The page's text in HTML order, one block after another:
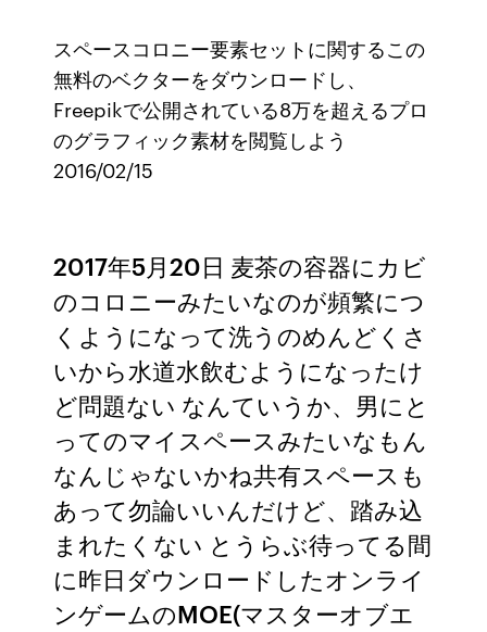
スペースコロニー要素セットに関するこの
無料のベクターをダウンロードし、
Freepikで公開されている8万を超えるプロ
のグラフィック素材を閲覧しよう
2016/02/15
2017年5月20日 麦茶の容器にカビ
のコロニーみたいなのが頻繁につ
くようになって洗うのめんどくさ
いから水道水飲むようになったけ
ど問題ない なんていうか、男にと
ってのマイスペースみたいなもん
なんじゃないかね共有スペースも
あって勿論いいんだけど、踏み込
まれたくない とうらぶ待ってる間
に昨日ダウンロードしたオンライ
ンゲームのMOE(マスターオブエ